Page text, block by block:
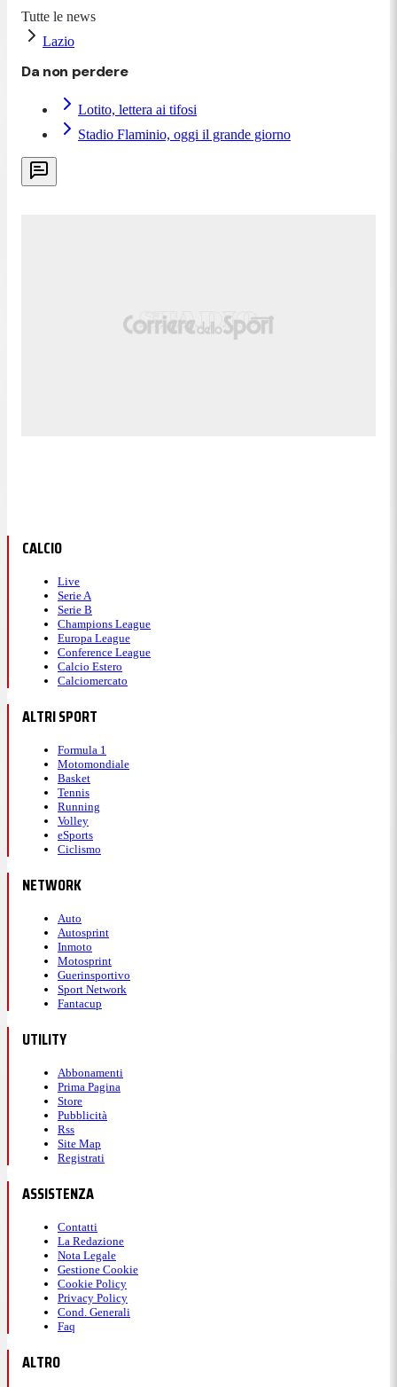
Tutte le news
Lazio
Da non perdere
Lotito, lettera ai tifosi
Stadio Flaminio, oggi il grande giorno
CALCIO
Live
Serie A
Serie B
Champions League
Europa League
Conference League
Calcio Estero
Calciomercato
ALTRI SPORT
Formula 1
Motomondiale
Basket
Tennis
Running
Volley
eSports
Ciclismo
NETWORK
Auto
Autosprint
Inmoto
Motosprint
Guerinsportivo
Sport Network
Fantacup
UTILITY
Abbonamenti
Prima Pagina
Store
Pubblicità
Rss
Site Map
Registrati
ASSISTENZA
Contatti
La Redazione
Nota Legale
Gestione Cookie
Cookie Policy
Privacy Policy
Cond. Generali
Faq
ALTRO